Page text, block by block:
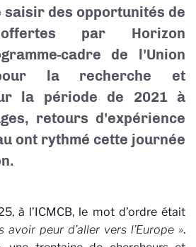
saisir des opportunités de
offertes par Horizon
cadre de l'Union
la recherche et
la période de 2021 à
retours d'expérience
ont rythmé cette journée
à l’ICMCB, le mot d’ordre était
avoir peur d’aller vers l’Europe ».